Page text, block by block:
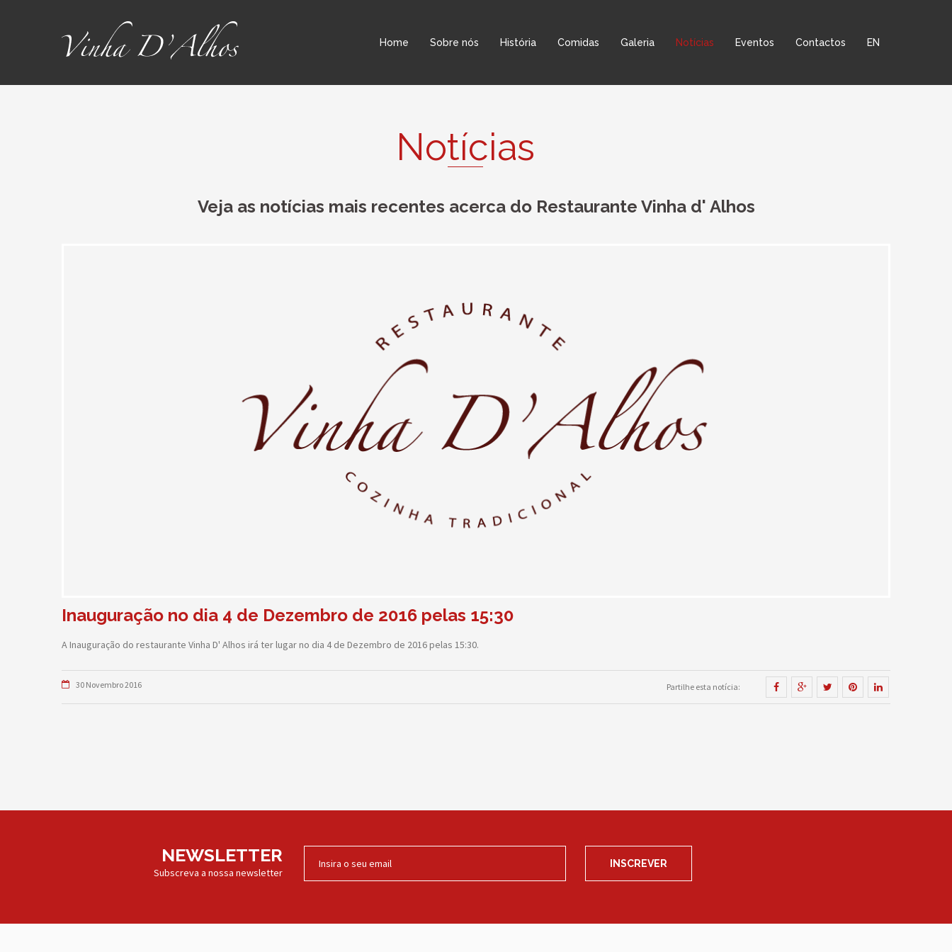
Home Sobre nós História Comidas Galeria Notícias Eventos Contactos EN
Notícias
Veja as notícias mais recentes acerca do Restaurante Vinha d' Alhos
Inauguração no dia 4 de Dezembro de 2016 pelas 15:30
A Inauguração do restaurante Vinha D' Alhos irá ter lugar no dia 4 de Dezembro de 2016 pelas 15:30.
30 Novembro 2016 Partilhe esta notícia:
NEWSLETTER
Subscreva a nossa newsletter
INSCREVER